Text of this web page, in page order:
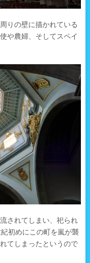
りの壁に描かれている
や農婦、そしてスペイ
されてしまい、祀られ
初めにこの町を嵐が襲
てしまったというので